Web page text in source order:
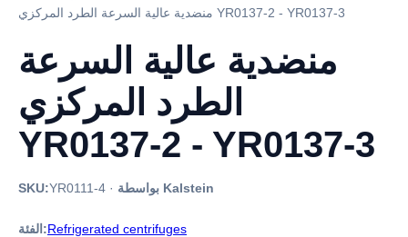
منضدية عالية السرعة الطرد المركزي YR0137-2 - YR0137-3
منضدية عالية السرعة
الطرد المركزي
YR0137-2 - YR0137-3
SKU:YR0111-4 · بواسطة Kalstein
الفئة:Refrigerated centrifuges